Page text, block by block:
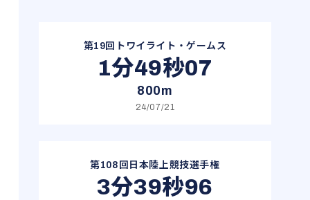
第19回トワイライト・ゲームス
1分49秒07
800m
24/07/21
第108回日本陸上競技選手権
3分39秒96